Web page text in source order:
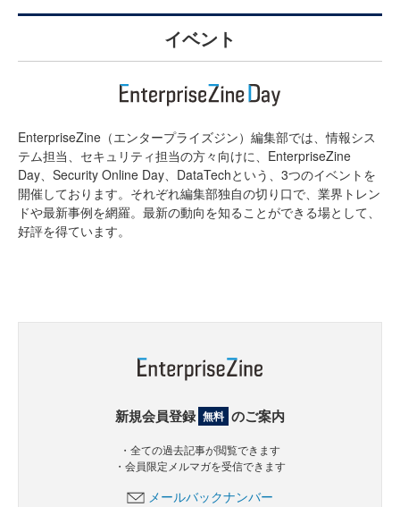
イベント
EnterpriseZine（エンタープライズジン）編集部では、情報シス
テム担当、セキュリティ担当の方々向けに、EnterpriseZine
Day、Security Online Day、DataTechという、3つのイベントを
開催しております。それぞれ編集部独自の切り口で、業界トレン
ドや最新事例を網羅。最新の動向を知ることができる場として、
好評を得ています。
新規会員登録 無料 のご案内
・全ての過去記事が閲覧できます
・会員限定メルマガを受信できます
メールバックナンバー